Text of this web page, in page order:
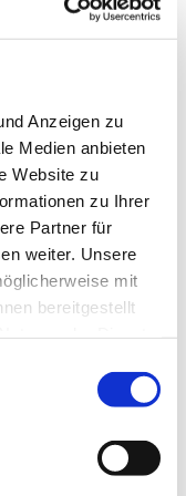
Anzeigen zu
Medien anbieten
Website zu
zu Ihrer
Partner für
weiter. Unsere
mit
bereitgestellt
Doch
überhaupt
aufgefangen
zur
eine
war,
die
erzählt
für TRIENES
Anlage immer